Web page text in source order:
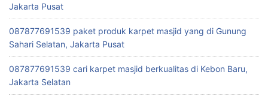
Jakarta Pusat
087877691539 paket produk karpet masjid yang di Gunung
Sahari Selatan, Jakarta Pusat
087877691539 cari karpet masjid berkualitas di Kebon Baru,
Jakarta Selatan